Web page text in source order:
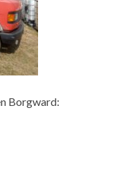
Borgward: